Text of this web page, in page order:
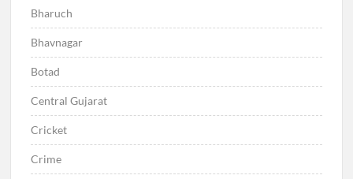
Bharuch
Bhavnagar
Botad
Central Gujarat
Cricket
Crime